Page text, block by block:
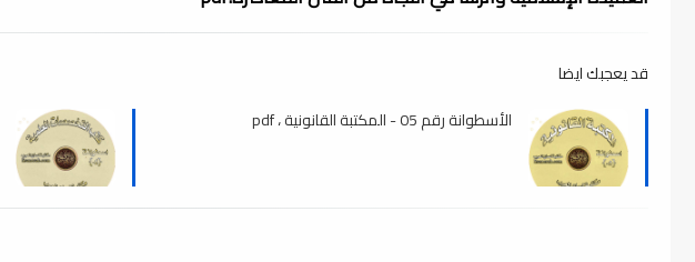
قد يعجبك ايضا
الأسطوانة رقم 05 - المكتبة القانونية ، pdf